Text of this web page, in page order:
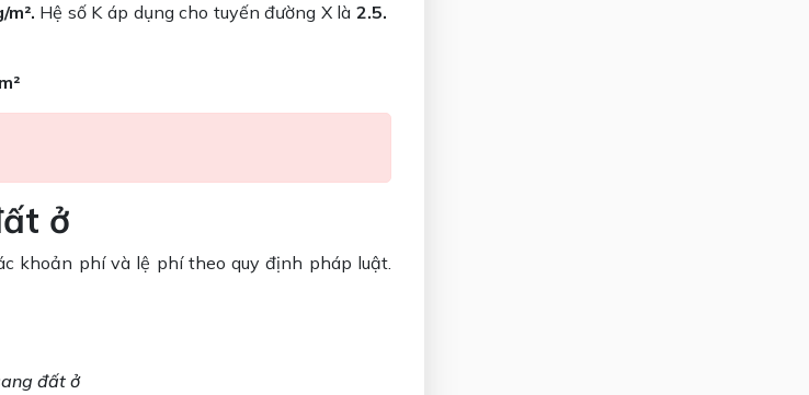
Hệ số K áp dụng cho tuyến đường X là2.5.
ở
khoản phí và lệ phí theo quy định pháp luật.
đất ở